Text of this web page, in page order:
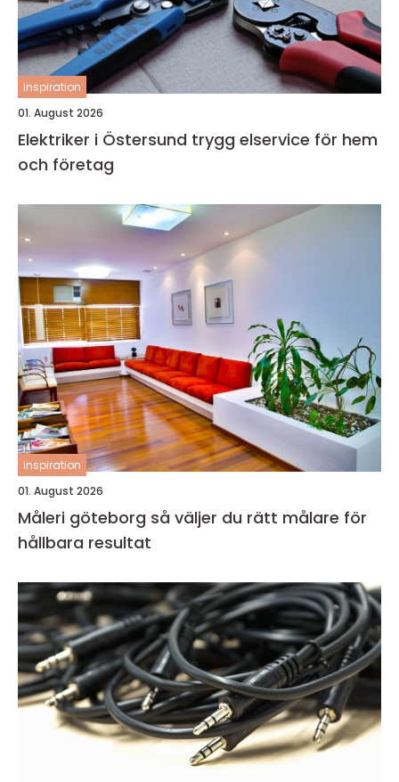
inspiration
01. August 2026
Elektriker i Östersund trygg elservice för hem
och företag
inspiration
01. August 2026
Måleri göteborg så väljer du rätt målare för
hållbara resultat